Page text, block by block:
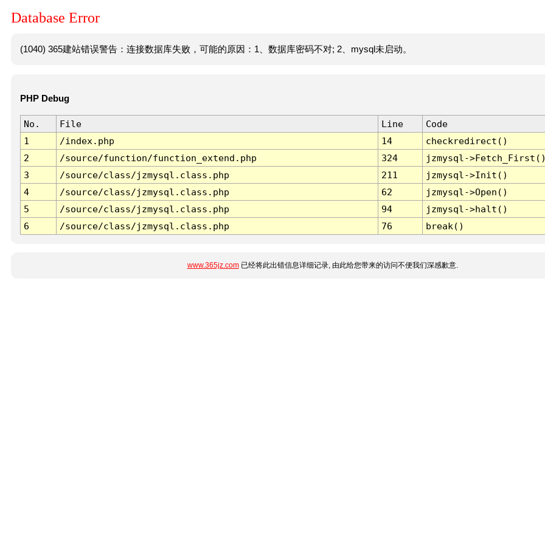
Database Error
(1040) 365建站错误警告：连接数据库失败，可能的原因：1、数据库密码不对; 2、mysql未启动。
PHP Debug
No. File Line
Code
1
/index.php 14
checkredirect()
2
/source/function/function_extend.php 324
jzmysql-
3
/source/class/jzmysql.class.php 211
jzmysql->Init()
4
/source/class/jzmysql.class.php 62
jzmysql->Open()
5
/source/class/jzmysql.class.php 94
jzmysql->halt()
6
/source/class/jzmysql.class.php 76 break()
www.365jz.com已经将此出错信息详细记录, 由此给您带来的访问不便我们深感歉意.